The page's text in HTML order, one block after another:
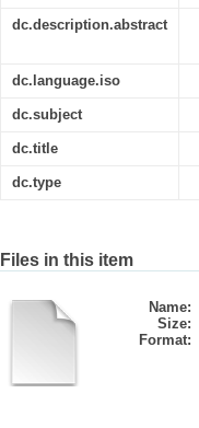
dc.description.abstract
dc.language.iso
dc.subject
dc.title
dc.type
Files in this item
Name:
Size:
Format: